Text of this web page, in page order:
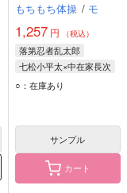
もちもち体操 / モ
1,257円 （税込）
落第忍者乱太郎
七松小平太×中在家長次
中在家長次
○：在庫あり
サンプル
カート